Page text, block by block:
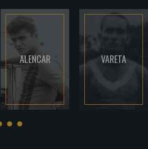
ALENCAR VARETA